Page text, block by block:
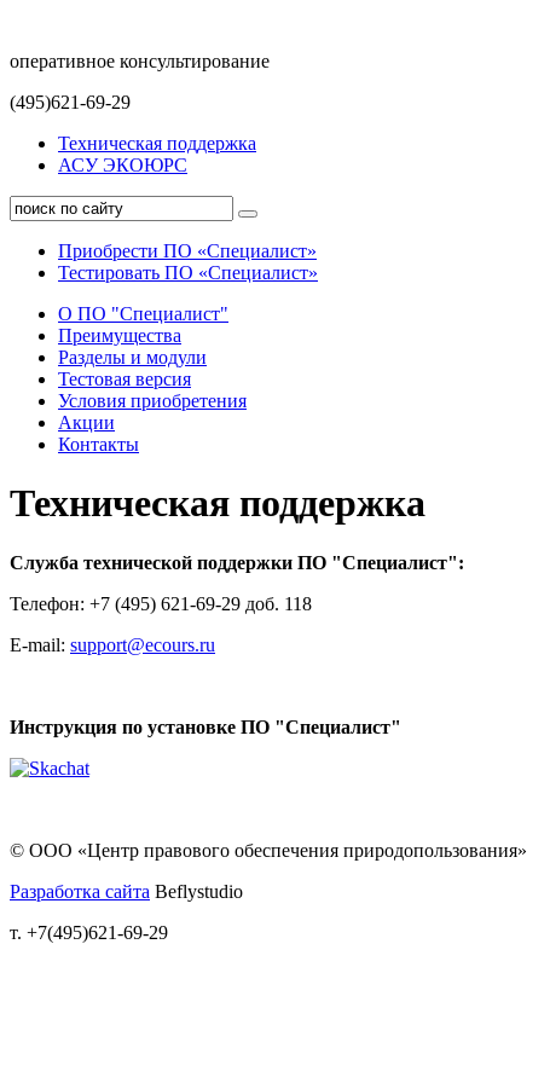
оперативное консультирование
(495)621-69-29
Техническая поддержка
АСУ ЭКОЮРС
Приобрести ПО «Специалист»
Тестировать ПО «Специалист»
О ПО "Специалист"
Преимущества
Разделы и модули
Тестовая версия
Условия приобретения
Акции
Контакты
Техническая поддержка
Служба технической поддержки ПО "Специалист":
Телефон: +7 (495) 621-69-29 доб. 118
E-mail: support@ecours.ru
Инструкция по установке ПО "Специалист"
© ООО «Центр правового обеспечения природопользования»
Разработка сайта Beflystudio
т. +7(495)621-69-29